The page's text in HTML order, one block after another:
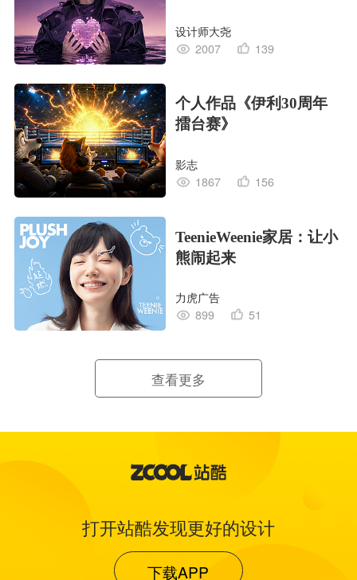
设计师大尧
2007
139
个人作品《伊利30周年
擂台赛》
影志
1867
156
TeenieWeenie家居：让小
熊闹起来
力虎广告
899
51
查看更多
打开站酷发现更好的设计
下载APP